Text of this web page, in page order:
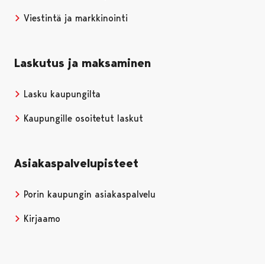
Viestintä ja markkinointi
Laskutus ja maksaminen
Lasku kaupungilta
Kaupungille osoitetut laskut
Asiakaspalvelupisteet
Porin kaupungin asiakaspalvelu
Kirjaamo